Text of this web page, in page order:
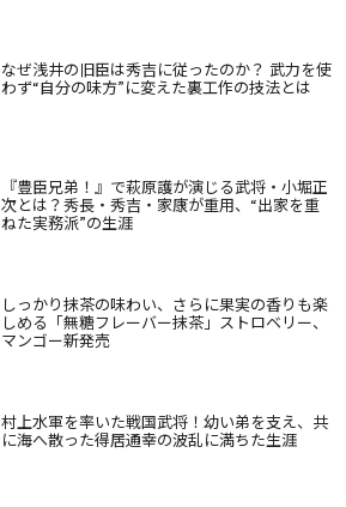
なぜ浅井の旧臣は秀吉に従ったのか？ 武力を使
わず“自分の味方”に変えた裏工作の技法とは
『豊臣兄弟！』で萩原護が演じる武将・小堀正
次とは？秀長・秀吉・家康が重用、“出家を重
ねた実務派”の生涯
しっかり抹茶の味わい、さらに果実の香りも楽
しめる「無糖フレーバー抹茶」ストロベリー、
マンゴー新発売
村上水軍を率いた戦国武将！幼い弟を支え、共
に海へ散った得居通幸の波乱に満ちた生涯